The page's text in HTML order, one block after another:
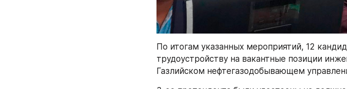
По итогам указанных мероприятий, 12
трудоустройству на вакантные позиции
Газлийском нефтегазодобывающем